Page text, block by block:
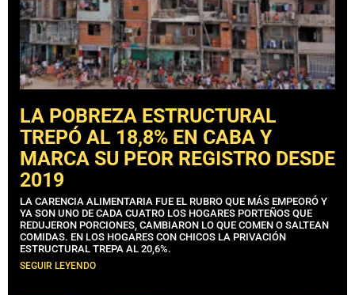
LA POBREZA ESTRUCTURAL
TREPÓ AL 18,8% EN CABA Y
MARCA SU PEOR REGISTRO DESDE
2019
LA CARENCIA ALIMENTARIA FUE EL RUBRO QUE MÁS EMPEORÓ Y
YA SON UNO DE CADA CUATRO LOS HOGARES PORTEÑOS QUE
REDUJERON PORCIONES, CAMBIARON LO QUE COMEN O SALTEAN
COMIDAS. EN LOS HOGARES CON CHICOS LA PRIVACIÓN
ESTRUCTURAL TREPA AL 20,6%.
SEGUIR LEYENDO